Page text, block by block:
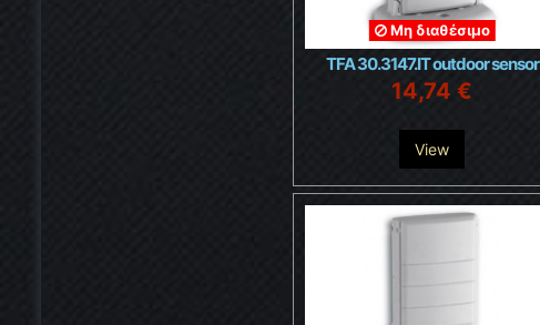
Μη διαθέσιμο
TFA 30.3147.IT outdoor sensor
14,74 €
View